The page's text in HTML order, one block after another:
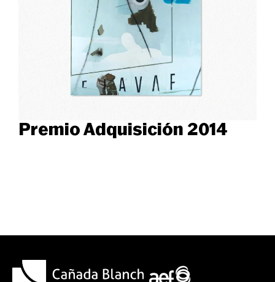
Premio Adquisición 2014